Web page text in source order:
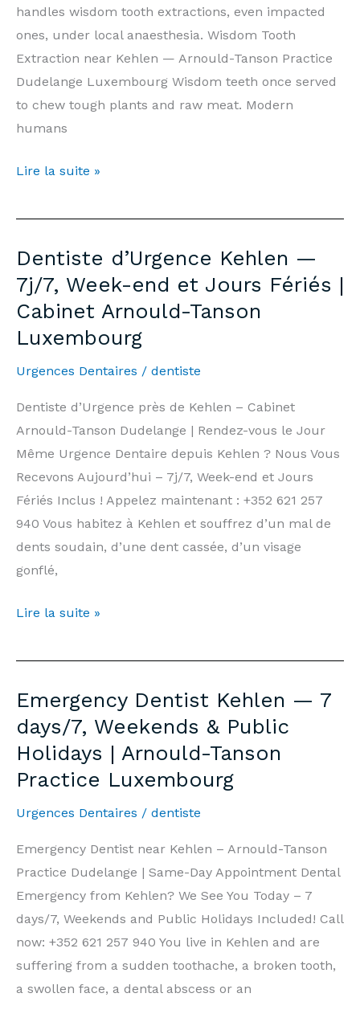
Luxembourg
handles wisdom tooth extractions, even impacted
ones, under local anaesthesia. Wisdom Tooth
Extraction near Kehlen — Arnould-Tanson Practice
Dudelange Luxembourg Wisdom teeth once served
to chew tough plants and raw meat. Modern
humans
Wisdom
Extraction
—
Prices
&
Information
Arnould-
Tanson
Practice
Luxembourg
Lire la suite »
Dentiste d’Urgence Kehlen —
7j/7, Week-end et Jours Fériés |
Cabinet Arnould-Tanson
Luxembourg
Urgences Dentaires / dentiste
Dentiste d’Urgence près de Kehlen – Cabinet
Arnould-Tanson Dudelange | Rendez-vous le Jour
Même Urgence Dentaire depuis Kehlen ? Nous Vous
Recevons Aujourd’hui – 7j/7, Week-end et Jours
Fériés Inclus ! Appelez maintenant : +352 621 257
940 Vous habitez à Kehlen et souffrez d’un mal de
dents soudain, d’une dent cassée, d’un visage
gonflé,
Dentiste
Kehlen
7j/7,
Week-
end
et
Fériés
|
Cabinet
Arnould-
Tanson
Luxembourg
Lire la suite »
Emergency Dentist Kehlen — 7
days/7, Weekends & Public
Holidays | Arnould-Tanson
Practice Luxembourg
Urgences Dentaires / dentiste
Emergency Dentist near Kehlen – Arnould-Tanson
Practice Dudelange | Same-Day Appointment Dental
Emergency from Kehlen? We See You Today – 7
days/7, Weekends and Public Holidays Included! Call
now: +352 621 257 940 You live in Kehlen and are
suffering from a sudden toothache, a broken tooth,
a swollen face, a dental abscess or an